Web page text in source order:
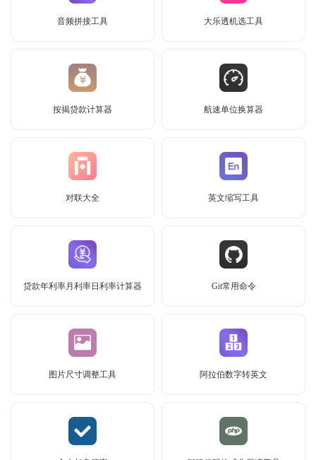
音频拼接工具 大乐透机选工具
按揭贷款计算器 航速单位换算器
对联大全 英文缩写工具
贷款年利率月利率日利率计算器 Git常用命令
图片尺寸调整工具 阿拉伯数字转英文